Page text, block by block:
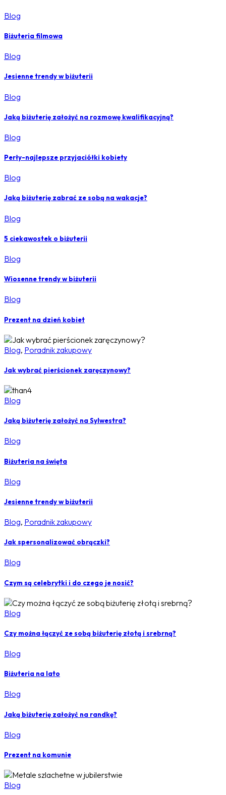
Blog
Biżuteria filmowa
Blog
Jesienne trendy w biżuterii
Blog
Jaką biżuterię założyć na rozmowę kwalifikacyjną?
Blog
Perły-najlepsze przyjaciółki kobiety
Blog
Jaką biżuterię zabrać ze sobą na wakacje?
Blog
5 ciekawostek o biżuterii
Blog
Wiosenne trendy w biżuterii
Blog
Prezent na dzień kobiet
Blog, Poradnik zakupowy
Jak wybrać pierścionek zaręczynowy?
Blog
Jaką biżuterię założyć na Sylwestra?
Blog
Biżuteria na święta
Blog
Jesienne trendy w biżuterii
Blog, Poradnik zakupowy
Jak spersonalizować obrączki?
Blog
Czym są celebrytki i do czego je nosić?
Blog
Czy można łączyć ze sobą biżuterię złotą i srebrną?
Blog
Biżuteria na lato
Blog
Jaką biżuterię założyć na randkę?
Blog
Prezent na komunie
Blog